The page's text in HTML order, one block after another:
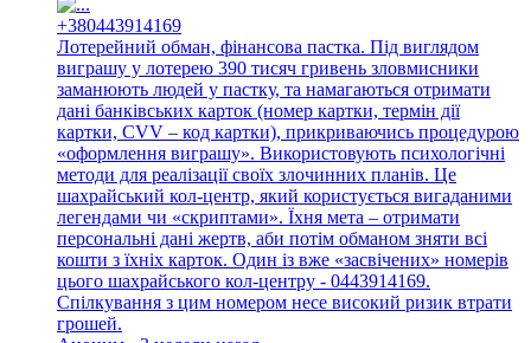
+380443914169
Лотерейний обман, фінансова пастка. Під виглядом
виграшу у лотерею 390 тисяч гривень зловмисники
заманюють людей у пастку, та намагаються отримати
дані банківських карток (номер картки, термін дії
картки, CVV – код картки), прикриваючись процедурою
«оформлення виграшу». Використовують психологічні
методи для реалізації своїх злочинних планів. Це
шахрайський кол-центр, який користується вигаданими
легендами чи «скриптами». Їхня мета – отримати
персональні дані жертв, аби потім обманом зняти всі
кошти з їхніх карток. Один із вже «засвічених» номерів
цього шахрайського кол-центру - 0443914169.
Спілкування з цим номером несе високий ризик втрати
грошей.